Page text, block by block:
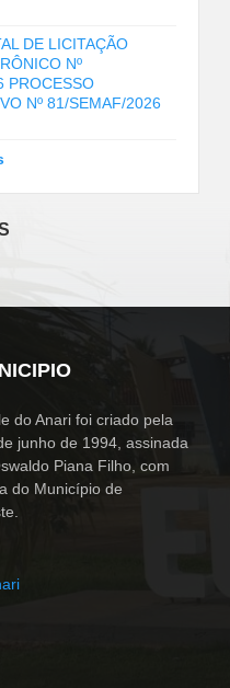
DE LICITAÇÃO
Nº
PROCESSO
Nº 81/SEMAF/2026
do Anari foi criado pela
junho de 1994, assinada
Piana Filho, com
do Município de